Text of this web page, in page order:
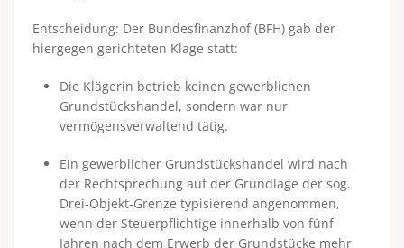
Entscheidung: Der Bundesfinanzhof (BFH) gab der
hiergegen gerichteten Klage statt:
Die Klägerin betrieb keinen gewerblichen
Grundstückshandel, sondern war nur
vermögensverwaltend tätig.
Ein gewerblicher Grundstückshandel wird nach
der Rechtsprechung auf der Grundlage der sog.
Drei-Objekt-Grenze typisierend angenommen,
wenn der Steuerpflichtige innerhalb von fünf
Jahren nach dem Erwerb der Grundstücke mehr